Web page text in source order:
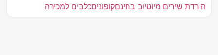
הורדת שירים מיוטיוב בחינםקופוניםכלבים למכירה